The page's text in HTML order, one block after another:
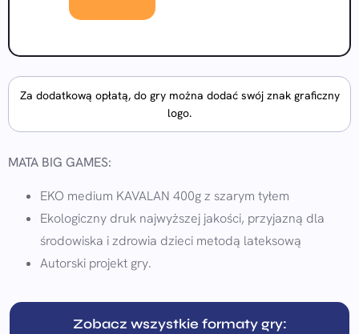
Za dodatkową opłatą, do gry można dodać swój znak graficzny
logo.
MATA BIG GAMES:
EKO medium KAVALAN 400g z szarym tyłem
Ekologiczny druk najwyższej jakości, przyjazną dla
środowiska i zdrowia dzieci metodą lateksową
Autorski projekt gry.
Zobacz wszystkie formaty gry: